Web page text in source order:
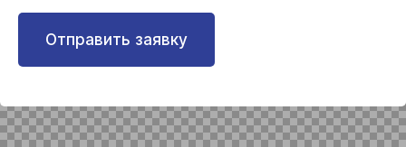
Отправить заявку